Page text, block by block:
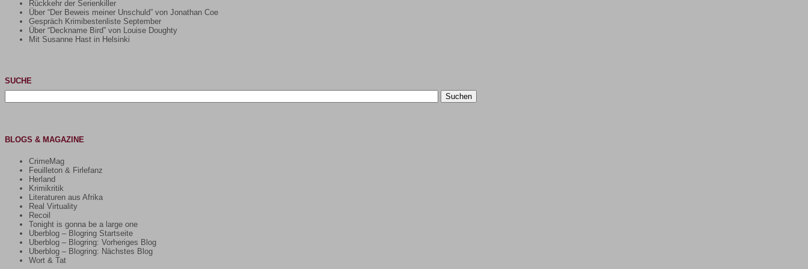
Rückkehr der Serienkiller
Über “Der Beweis meiner Unschuld” von Jonathan Coe
Gespräch Krimibestenliste September
Über “Deckname Bird” von Louise Doughty
Mit Susanne Hast in Helsinki
SUCHE
Suchen
nach:
BLOGS & MAGAZINE
CrimeMag
Feuilleton & Firlefanz
Herland
Krimikritik
Literaturen aus Afrika
Real Virtuality
Recoil
Tonight is gonna be a large one
Uberblog – Blogring Startseite
Uberblog – Blogring: Vorheriges Blog
Uberblog – Blogring: Nächstes Blog
Wort & Tat